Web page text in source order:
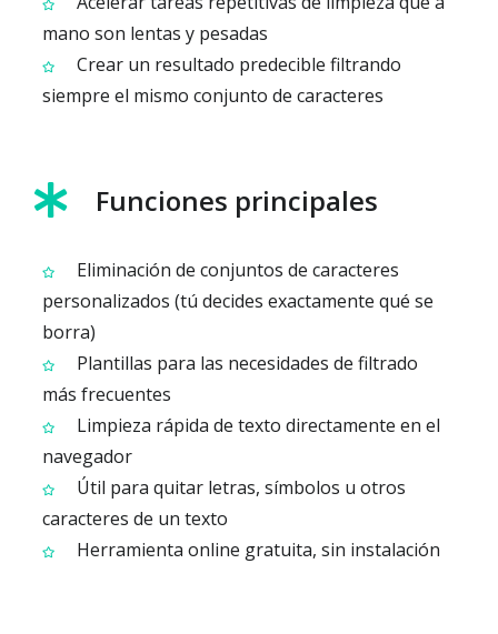
mano son lentas y pesadas
Crear un resultado predecible filtrando
siempre el mismo conjunto de caracteres
Funciones principales
Eliminación de conjuntos de caracteres
personalizados (tú decides exactamente qué se
borra)
Plantillas para las necesidades de filtrado
más frecuentes
Limpieza rápida de texto directamente en el
navegador
Útil para quitar letras, símbolos u otros
caracteres de un texto
Herramienta online gratuita, sin instalación